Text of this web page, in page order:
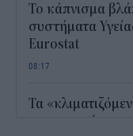
Το κάπνισμα
συστήματα
Eurostat
08:17
Τα
για τον καύσωνα